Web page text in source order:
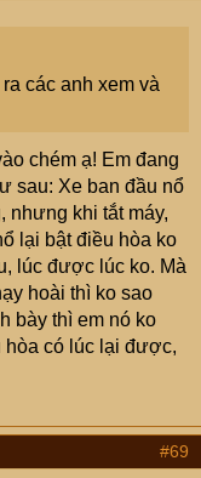
và làm cho ga
đổi nhiệt; kết cấu và
lưu lượng gió thổi
ngưng tụ của dàn sẽ
quạt này có chức
bị hỏng/ sai kiểu loại/
cấp đủ lượng gió
chuyển sang dạng
phận đầu vào vừa
bạn khó có thể đạt
một chỗ. Bạn có thể
các anh xem và
chém ạ! Em đang
sau: Xe ban đầu nổ
nhưng khi tắt máy,
lại bật điều hòa ko
lúc được lúc ko. Mà
hoài thì ko sao
bày thì em nó ko
hòa có lúc lại được,
#69